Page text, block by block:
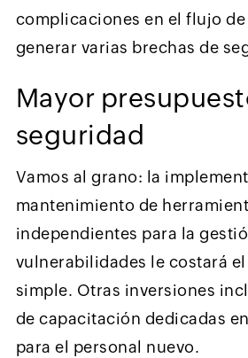
complicaciones en el flujo
generar varias brechas de
Mayor
seguridad
Vamos al grano: la
mantenimiento de
independientes para la
vulnerabilidades le costará el
simple. Otras inversiones
de capacitación dedicadas
para el personal nuevo.